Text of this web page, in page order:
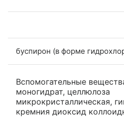
буспирон (в форме
Вспомогательные
моногидрат, целлюлоза
микрокристаллическая,
кремния диоксид